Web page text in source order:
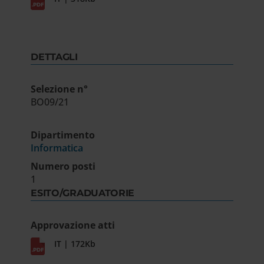
DETTAGLI
Selezione n°
BO09/21
Dipartimento
Informatica
Numero posti
1
ESITO/GRADUATORIE
Approvazione atti
IT | 172Kb